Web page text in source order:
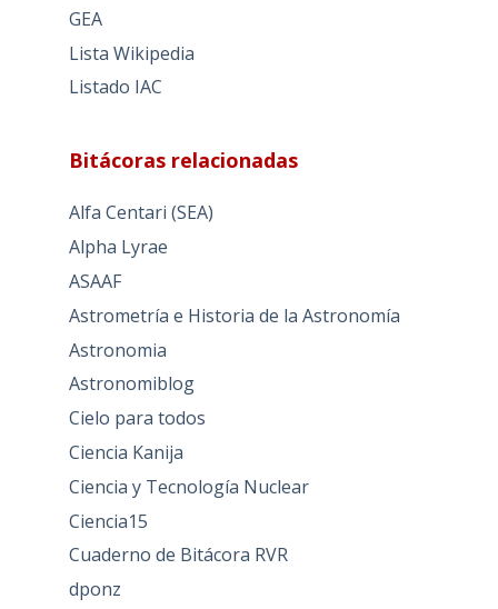
GEA
Lista Wikipedia
Listado IAC
Bitácoras relacionadas
Alfa Centari (SEA)
Alpha Lyrae
ASAAF
Astrometría e Historia de la Astronomía
Astronomia
Astronomiblog
Cielo para todos
Ciencia Kanija
Ciencia y Tecnología Nuclear
Ciencia15
Cuaderno de Bitácora RVR
dponz